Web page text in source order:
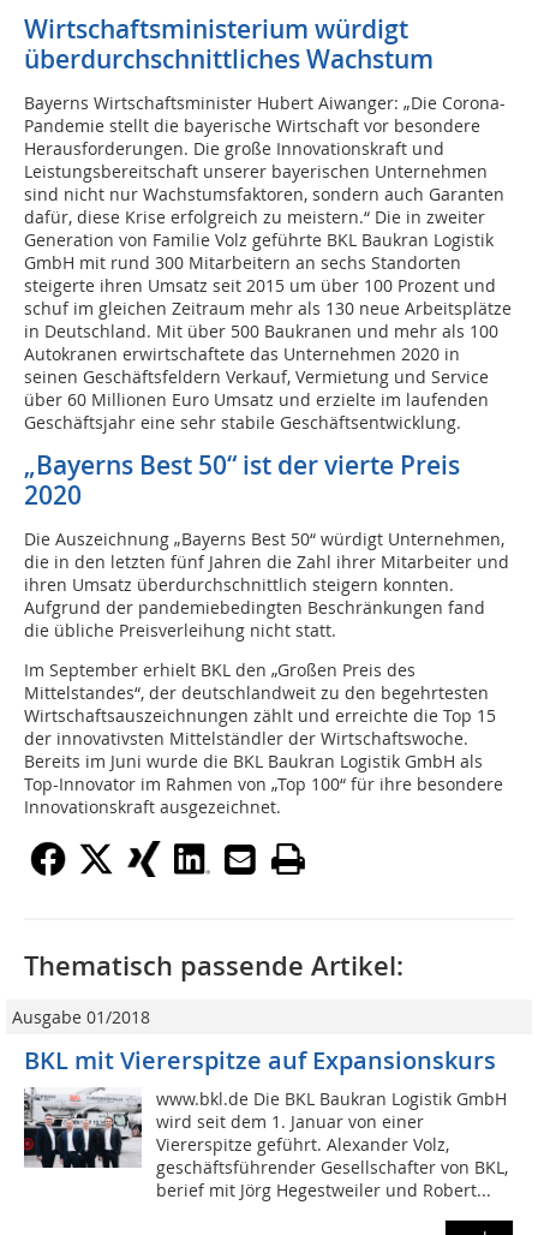
Wirtschaftsministerium würdigt
überdurchschnittliches Wachstum
Bayerns Wirtschaftsminister Hubert Aiwanger: „Die Corona-
Pandemie stellt die bayerische Wirtschaft vor besondere
Herausforderungen. Die große Innovationskraft und
Leistungsbereitschaft unserer bayerischen Unternehmen
sind nicht nur Wachstumsfaktoren, sondern auch Garanten
dafür, diese Krise erfolgreich zu meistern.“ Die in zweiter
Generation von Familie Volz geführte BKL Baukran Logistik
GmbH mit rund 300 Mitarbeitern an sechs Standorten
steigerte ihren Umsatz seit 2015 um über 100 Prozent und
schuf im gleichen Zeitraum mehr als 130 neue Arbeitsplätze
in Deutschland. Mit über 500 Baukranen und mehr als 100
Autokranen erwirtschaftete das Unternehmen 2020 in
seinen Geschäftsfeldern Verkauf, Vermietung und Service
über 60 Millionen Euro Umsatz und erzielte im laufenden
Geschäftsjahr eine sehr stabile Geschäftsentwicklung.
„Bayerns Best 50“ ist der vierte Preis
2020
Die Auszeichnung „Bayerns Best 50“ würdigt Unternehmen,
die in den letzten fünf Jahren die Zahl ihrer Mitarbeiter und
ihren Umsatz überdurchschnittlich steigern konnten.
Aufgrund der pandemiebedingten Beschränkungen fand
die übliche Preisverleihung nicht statt.
Im September erhielt BKL den „Großen Preis des
Mittelstandes“, der deutschlandweit zu den begehrtesten
Wirtschaftsauszeichnungen zählt und erreichte die Top 15
der innovativsten Mittelständler der Wirtschaftswoche.
Bereits im Juni wurde die BKL Baukran Logistik GmbH als
Top-Innovator im Rahmen von „Top 100“ für ihre besondere
Innovationskraft ausgezeichnet.
Thematisch passende Artikel:
Ausgabe 01/2018
BKL mit Viererspitze auf Expansionskurs
www.bkl.de Die BKL Baukran Logistik GmbH
wird seit dem 1. Januar von einer
Viererspitze geführt. Alexander Volz,
geschäftsführender Gesellschafter von BKL,
berief mit Jörg Hegestweiler und Robert...